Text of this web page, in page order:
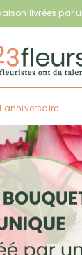
livrées par
anniversaire